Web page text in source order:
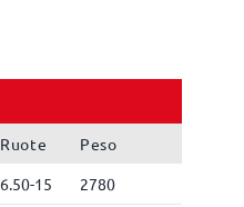
Ruote
Peso
6.50-15 2780